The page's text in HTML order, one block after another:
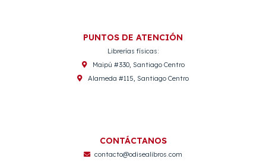
PUNTOS DE ATENCIÓN
Librerías físicas:
Maipú #330, Santiago Centro
Alameda #115, Santiago Centro
CONTÁCTANOS
contacto@odisealibros.com